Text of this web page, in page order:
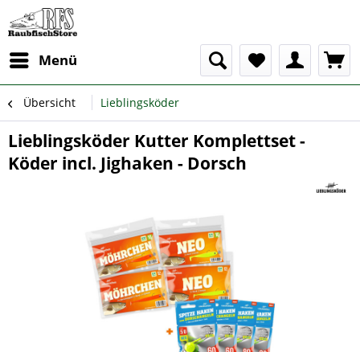
Menü
Übersicht Lieblingsköder
Lieblingsköder Kutter Komplettset -
Köder incl. Jighaken - Dorsch